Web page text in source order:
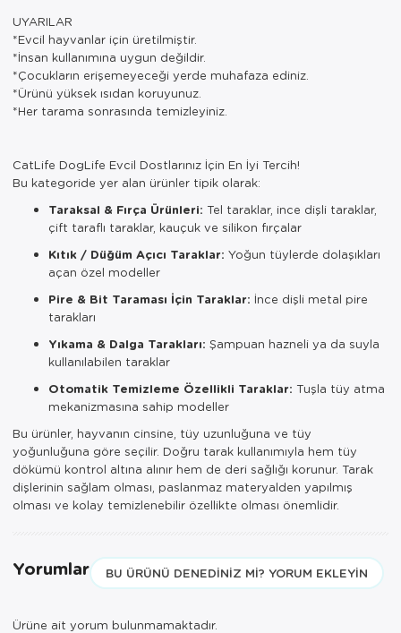
UYARILAR
*Evcil hayvanlar için üretilmiştir.
*İnsan kullanımına uygun değildir.
*Çocukların erişemeyeceği yerde muhafaza ediniz.
*Ürünü yüksek ısıdan koruyunuz.
*Her tarama sonrasında temizleyiniz.
CatLife DogLife Evcil Dostlarınız İçin En İyi Tercih!
Bu kategoride yer alan ürünler tipik olarak:
Taraksal & Fırça Ürünleri: Tel taraklar, ince dişli taraklar,
çift taraflı taraklar, kauçuk ve silikon fırçalar
Kıtık / Düğüm Açıcı Taraklar: Yoğun tüylerde dolaşıkları
açan özel modeller
Pire & Bit Taraması İçin Taraklar: İnce dişli metal pire
tarakları
Yıkama & Dalga Tarakları: Şampuan hazneli ya da suyla
kullanılabilen taraklar
Otomatik Temizleme Özellikli Taraklar: Tuşla tüy atma
mekanizmasına sahip modeller
Bu ürünler, hayvanın cinsine, tüy uzunluğuna ve tüy
yoğunluğuna göre seçilir. Doğru tarak kullanımıyla hem tüy
dökümü kontrol altına alınır hem de deri sağlığı korunur. Tarak
dişlerinin sağlam olması, paslanmaz materyalden yapılmış
olması ve kolay temizlenebilir özellikte olması önemlidir.
Yorumlar BU ÜRÜNÜ DENEDINIZ MI? YORUM EKLEYIN
Ürüne ait yorum bulunmamaktadır.